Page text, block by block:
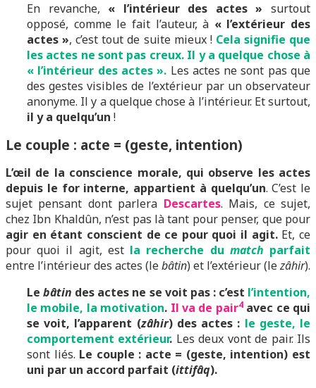
En revanche, « l’intérieur des actes » surtout
opposé, comme le fait l’auteur, à « l’extérieur des
actes », c’est tout de suite mieux ! Cela signifie que
les actes ne sont pas creux. Il y a quelque chose à
« l’intérieur des actes ». Les actes ne sont pas que
des gestes visibles de l’extérieur par un observateur
anonyme. Il y a quelque chose à l’intérieur. Et surtout,
il y a quelqu’un !
Le couple : acte = (geste, intention)
L’œil de la conscience morale, qui observe les actes
depuis le for interne, appartient à quelqu’un. C’est le
sujet pensant dont parlera Descartes. Mais, ce sujet,
chez Ibn Khaldûn, n’est pas là tant pour penser, que pour
agir en étant conscient de ce pour quoi il agit.Et, ce
pour quoi il agit, est la recherche du match parfait
entre l’intérieur des actes (lebâtin) et l’extérieur (lezâhir).
Lebâtin des actes ne se voit pas : c’est l’intention,
le mobile, la motivation. Il va de pair4avec ce qui
se voit, l’apparent (zâhir) des actes : le geste, le
comportement extérieur. Les deux vont de pair. Ils
sont liés. Le couple : acte = (geste, intention) est
uni par un accord parfait (ittifâq).